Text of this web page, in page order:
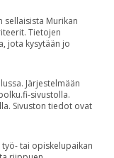
sellaisista Murikan
Tietojen
jota kysytään jo
Järjestelmään
sivustolla.
Sivuston tiedot ovat
tai opiskelupaikan